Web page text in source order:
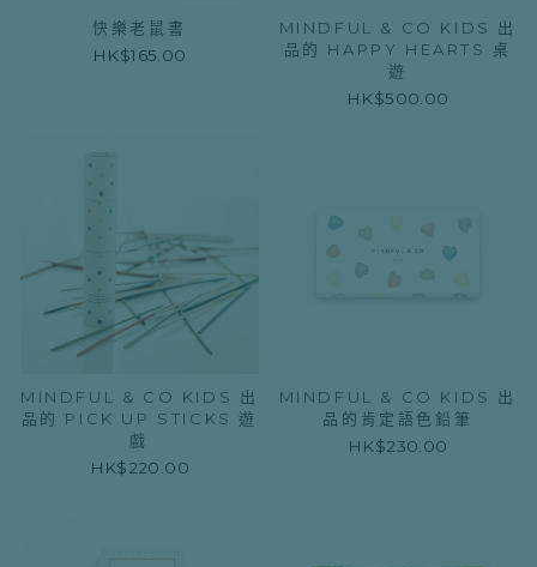
快樂老鼠書
HK$165.00
MINDFUL & CO KIDS 出
品的 HAPPY HEARTS 桌
遊
HK$500.00
MINDFUL & CO KIDS 出
品的 PICK UP STICKS 遊
戲
HK$220.00
MINDFUL & CO KIDS 出
品的肯定語色鉛筆
HK$230.00